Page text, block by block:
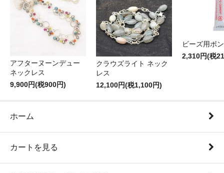
アフターヌーンデュー
ネックレス
9,900円(税900円)
クラウズライト ネック
レス
12,100円(税1,100円)
ビーズ用ボ
2,310円(税
ホーム
カートを見る